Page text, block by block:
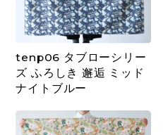
tenp06 タブローシリー
ズ ふろしき 邂逅 ミッド
ナイトブルー